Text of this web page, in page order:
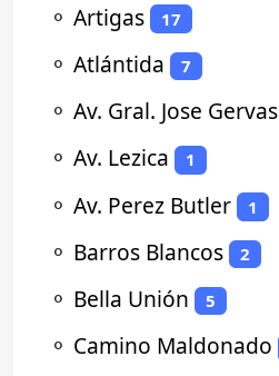
⚬ Artigas 17
⚬ Atlántida 7
⚬ Av. Gral. Jose
⚬ Av. Lezica 1
⚬ Av. Perez Butler 1
⚬ Barros Blancos 2
⚬ Bella Unión 5
⚬ Camino Maldonado